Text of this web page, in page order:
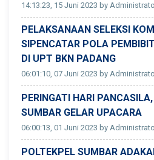
14:13:23, 15 Juni 2023 by
PELAKSANAAN SELEKSI
SIPENCATAR POLA
DI UPT BKN PADANG
06:01:10, 07 Juni 2023 by
PERINGATI HARI
SUMBAR GELAR UPACARA
06:00:13, 01 Juni 2023 by
POLTEKPEL SUMBAR